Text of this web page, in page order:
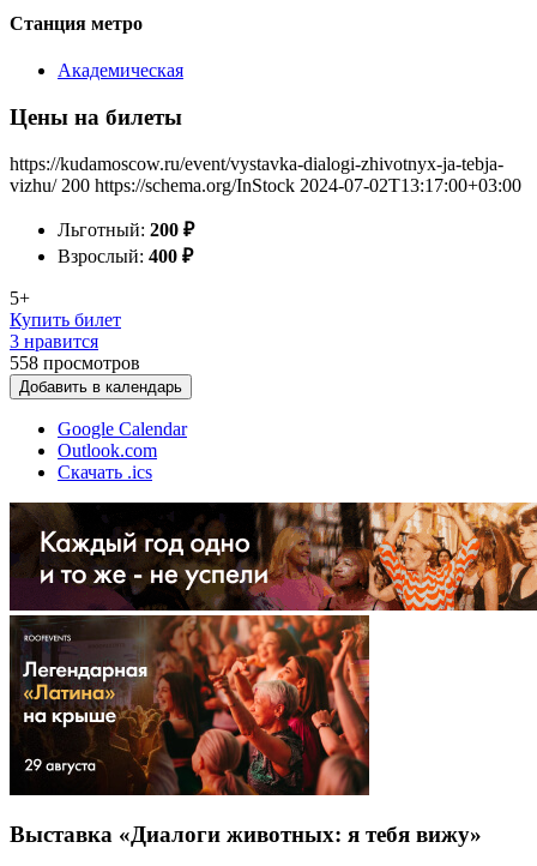
Станция метро
Академическая
Цены на билеты
https://kudamoscow.ru/event/vystavka-dialogi-zhivotnyx-ja-tebja-
vizhu/ 200 https://schema.org/InStock 2024-07-02T13:17:00+03:00
Льготный: 200 ₽
Взрослый: 400 ₽
5+
Купить билет
3 нравится
558 просмотров
Добавить в календарь
Google Calendar
Outlook.com
Скачать .ics
Выставка «Диалоги животных: я тебя вижу»